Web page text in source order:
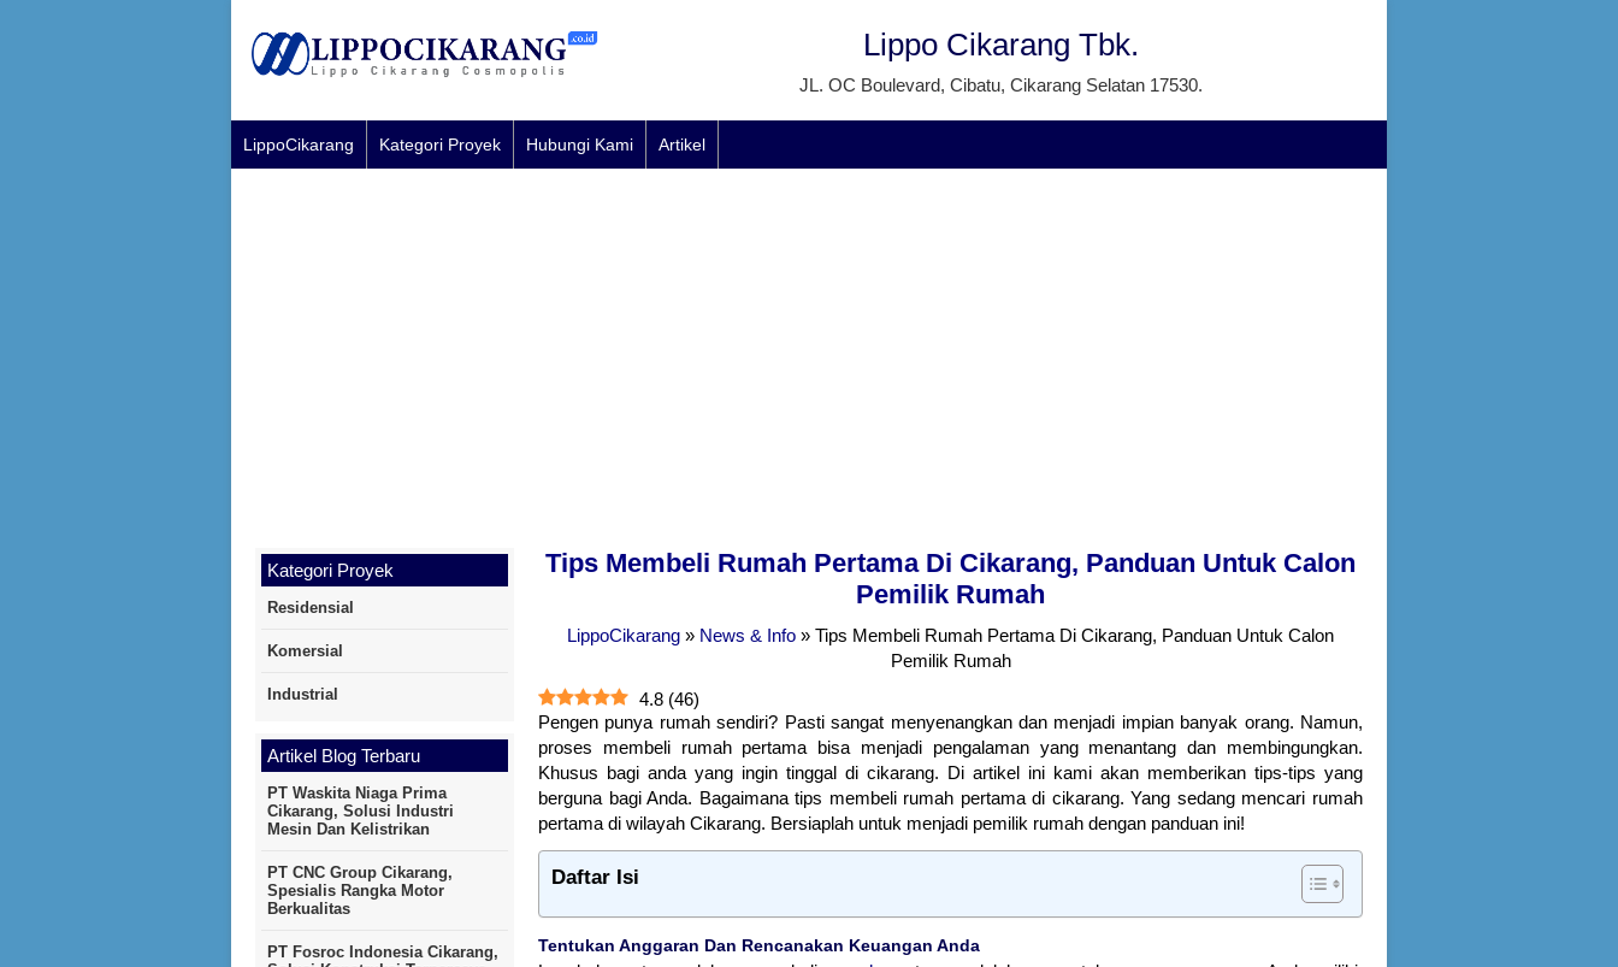
Lippo Cikarang Tbk.
JL. OC Boulevard, Cibatu, Cikarang Selatan 17530.
LippoCikarang Kategori Proyek Hubungi Kami Artikel
Tips Membeli Rumah Pertama Di Cikarang, Panduan Untuk Calon
Pemilik Rumah
LippoCikarang » News & Info » Tips Membeli Rumah Pertama Di Cikarang, Panduan Untuk Calon
Pemilik Rumah
4.8 (46)
Pengen punya rumah sendiri? Pasti sangat menyenangkan dan menjadi impian banyak orang. Namun,
proses membeli rumah pertama bisa menjadi pengalaman yang menantang dan membingungkan.
Khusus bagi anda yang ingin tinggal di cikarang. Di artikel ini kami akan memberikan tips-tips yang
berguna bagi Anda. Bagaimana tips membeli rumah pertama di cikarang. Yang sedang mencari rumah
pertama di wilayah Cikarang. Bersiaplah untuk menjadi pemilik rumah dengan panduan ini!
Daftar Isi
Tentukan Anggaran Dan Rencanakan Keuangan Anda
Kategori Proyek
Residensial
Komersial
Industrial
Artikel Blog Terbaru
PT Waskita Niaga Prima
Cikarang, Solusi Industri
Mesin Dan Kelistrikan
PT CNC Group Cikarang,
Spesialis Rangka Motor
Berkualitas
PT Fosroc Indonesia Cikarang,